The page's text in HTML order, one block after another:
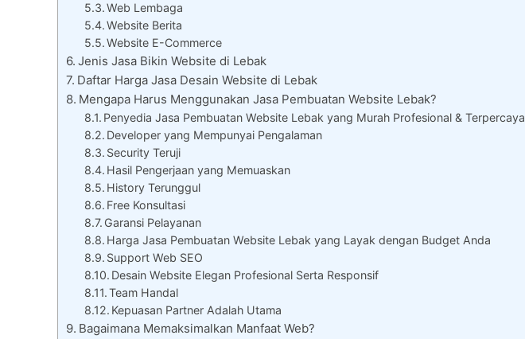
Web Lembaga
Website Berita
Website E-Commerce
Jenis Jasa Bikin Website di Lebak
Daftar Harga Jasa Desain Website di Lebak
Mengapa Harus Menggunakan Jasa Pembuatan Website Lebak?
Penyedia Jasa Pembuatan Website Lebak yang Murah Profesional & Terpercaya
Developer yang Mempunyai Pengalaman
Security Teruji
Hasil Pengerjaan yang Memuaskan
History Terunggul
Free Konsultasi
Garansi Pelayanan
Harga Jasa Pembuatan Website Lebak yang Layak dengan Budget Anda
Support Web SEO
Desain Website Elegan Profesional Serta Responsif
Team Handal
Kepuasan Partner Adalah Utama
Bagaimana Memaksimalkan Manfaat Web?